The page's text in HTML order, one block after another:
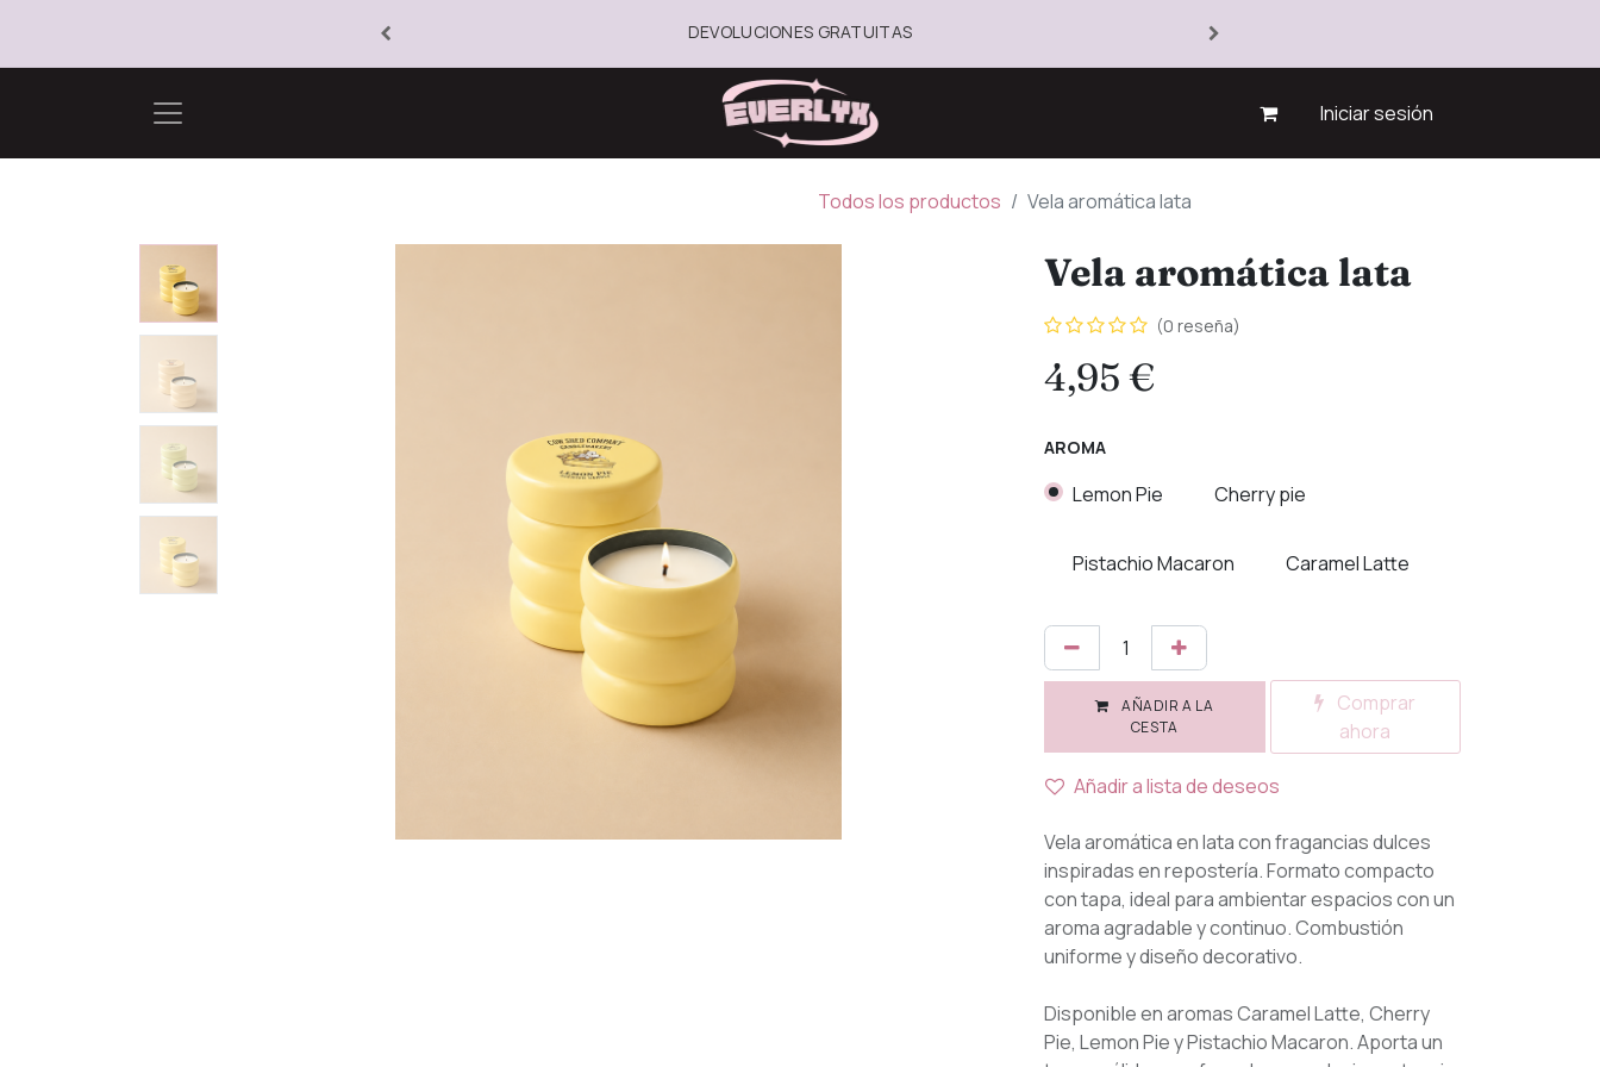
DEVOLUCIONES GRATUITAS
Iniciar sesión
Todos los productos Vela aromática lata
Vela aromática lata
(0 reseña)
4,95 €
AROMA
Lemon Pie Cherry pie
Pistachio Macaron Caramel Latte
AÑADIR A LA
CESTA
Comprar
ahora
Añadir a lista de deseos
Vela aromática en lata con fragancias dulces
inspiradas en repostería. Formato compacto
con tapa, ideal para ambientar espacios con un
aroma agradable y continuo. Combustión
uniforme y diseño decorativo.
Disponible en aromas Caramel Latte, Cherry
Pie, Lemon Pie y Pistachio Macaron. Aporta un